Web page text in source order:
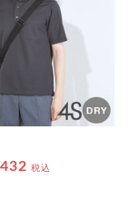
税込